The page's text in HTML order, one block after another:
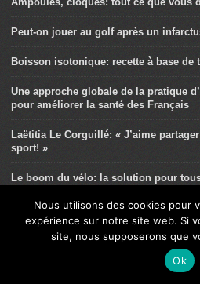
Peut-on jouer au golf après un
Boisson isotonique: recette à base de
Une approche globale de la pratique
pour améliorer la santé des Français
Laëtitia Le Corguillé: « J’aime
sport! »
Le boom du vélo: la solution pour
Comment faire de vos enfants des
Douleurs de croissance: pas de drame!
Quel vélo choisir pour pédaler avec
Nous utilisons des cookies pour
expérience sur notre site web. Si
site, nous supposerons que
Ok